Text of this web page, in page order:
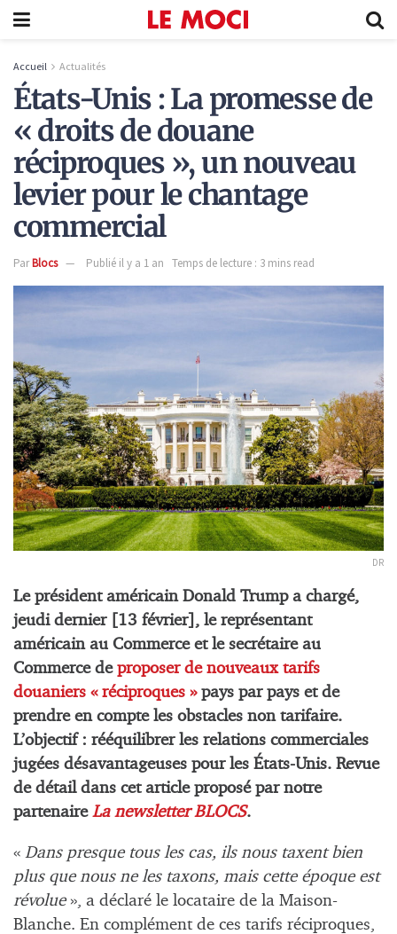
Accueil Actualités
États-Unis : La promesse de
« droits de douane
réciproques », un nouveau
levier pour le chantage
commercial
ParBlocs Publié il y a 1 an Temps de lecture : 3 mins read
DR
Le président américain Donald Trump a chargé,
jeudi dernier [13 février], le représentant
américain au Commerce et le secrétaire au
Commerce de proposer de nouveaux tarifs
douaniers « réciproques »pays par pays et de
prendre en compte les obstacles non tarifaire.
L’objectif : rééquilibrer les relations commerciales
jugées désavantageuses pour les États-Unis. Revue
de détail dans cet article proposé par notre
partenaire La newsletter BLOCS.
« Dans presque tous les cas, ils nous taxent bien
plus que nous ne les taxons, mais cette époque est
révolue», a déclaré le locataire de la Maison-
Blanche. En complément de ces tarifs réciproques,